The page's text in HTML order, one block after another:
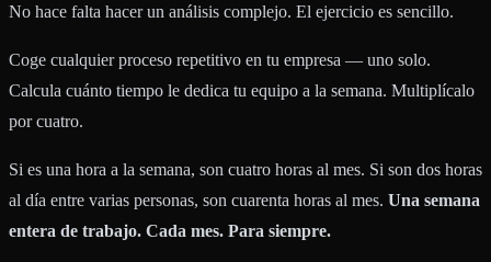
No hace falta hacer un análisis complejo. El ejercicio es sencillo.
Coge cualquier proceso repetitivo en tu empresa — uno solo.
Calcula cuánto tiempo le dedica tu equipo a la semana. Multiplícalo
por cuatro.
Si es una hora a la semana, son cuatro horas al mes. Si son dos horas
al día entre varias personas, son cuarenta horas al mes. Una semana
entera de trabajo. Cada mes. Para siempre.